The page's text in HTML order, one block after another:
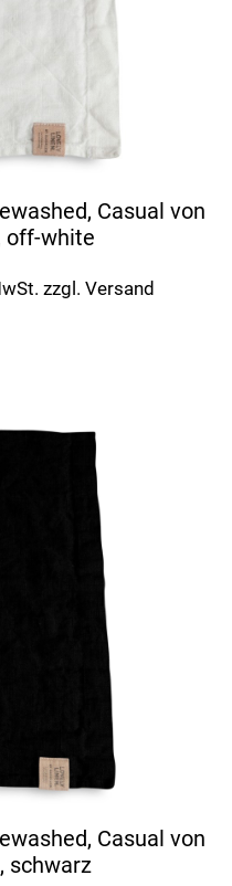
Casual von
off-white
zzgl. Versand
Casual von
schwarz